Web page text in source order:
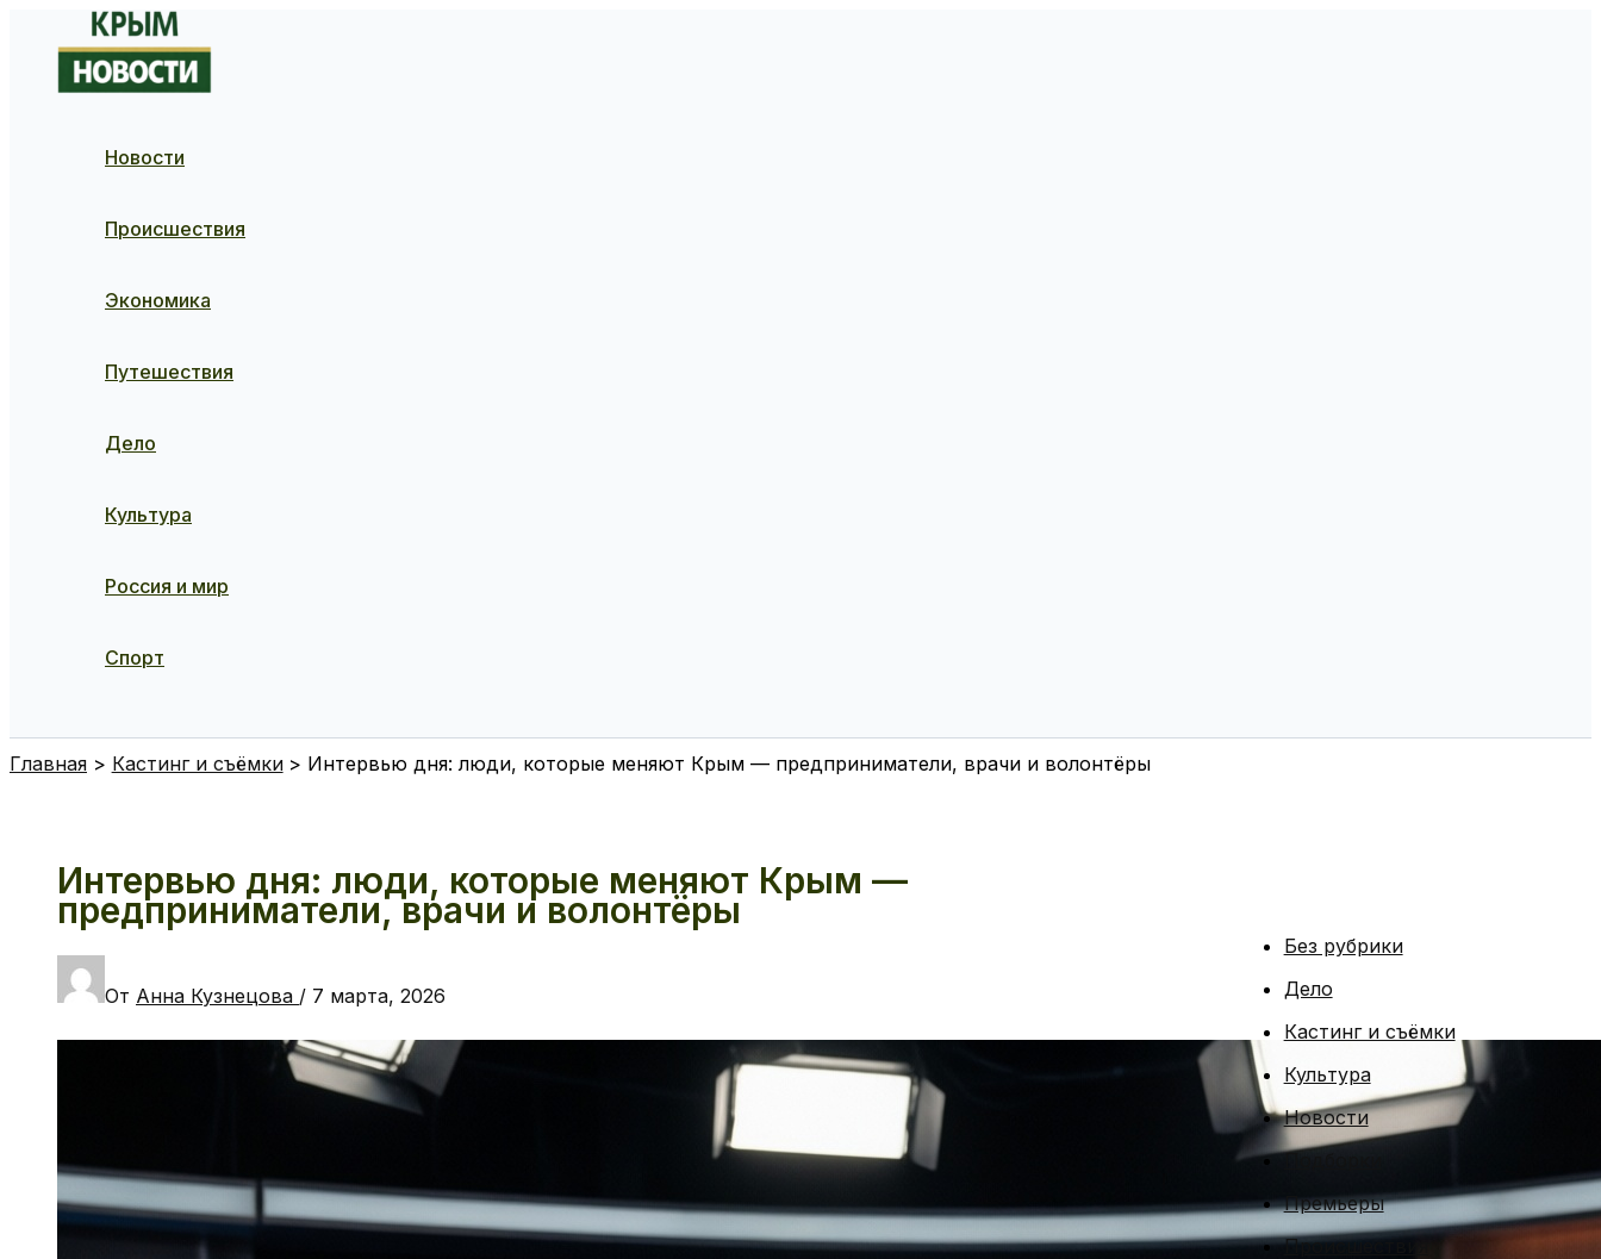
содержимому
Новости
Происшествия
Экономика
Путешествия
Дело
Культура
Россия и мир
Спорт
Главная Кастинг и съёмки Интервью дня: люди, которые меняют Крым — предприниматели, врачи и волонтёры
Интервью дня: люди, которые меняют Крым —
предприниматели, врачи и волонтёры
От Анна Кузнецова / 7 марта, 2026
Без рубрики
Дело
Кастинг и съёмки
Культура
Новости
Подборки
Премьеры
Происшествия